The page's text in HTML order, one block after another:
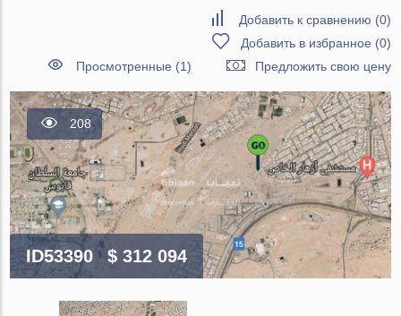
Добавить к сравнению (0)
Добавить в избранное (0)
Просмотренные (1)
Предложить свою цену
208
ID53390 $ 312 094